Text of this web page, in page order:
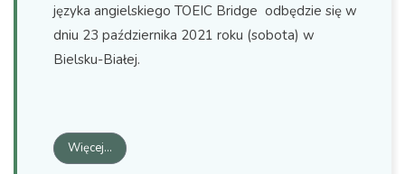
języka angielskiego TOEIC Bridge odbędzie się w
dniu 23 października 2021 roku (sobota) w
Bielsku-Białej.
Więcej…